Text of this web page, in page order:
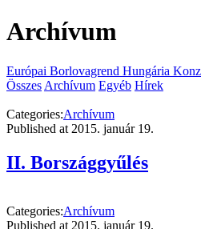
Archívum
Európai Borlovagrend Hungária
Összes Archívum Egyéb Hírek
Categories:Archívum
Published at 2015. január 19.
II. Bországgyűlés
Categories:Archívum
Published at 2015. január 19.